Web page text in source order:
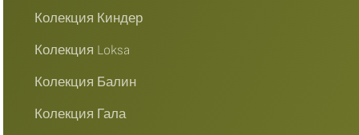
Колекция Киндер
Колекция Loksa
Колекция Балин
Колекция Гала